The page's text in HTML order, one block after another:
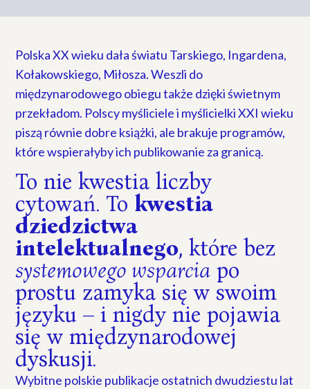
Polska XX wieku dała światu Tarskiego, Ingardena,
Kołakowskiego, Miłosza. Weszli do
międzynarodowego obiegu także dzięki świetnym
przekładom. Polscy myśliciele i myślicielki XXI wieku
piszą równie dobre książki, ale brakuje programów,
które wspierałyby ich publikowanie za granicą.
To nie kwestia liczby
cytowań. To kwestia
dziedzictwa
intelektualnego, które bez
systemowego wsparcia po
prostu zamyka się w swoim
języku – i nigdy nie pojawia
się w międzynarodowej
dyskusji.
Wybitne polskie publikacje ostatnich dwudziestu lat